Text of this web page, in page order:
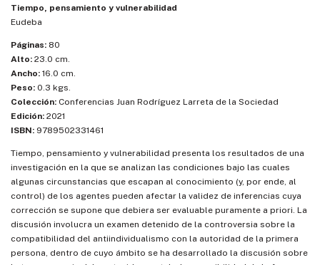
Tiempo, pensamiento y vulnerabilidad
Eudeba
Páginas: 80
Alto: 23.0 cm.
Ancho: 16.0 cm.
Peso: 0.3 kgs.
Colección: Conferencias Juan Rodríguez Larreta de la Sociedad
Edición: 2021
ISBN: 9789502331461
Tiempo, pensamiento y vulnerabilidad presenta los resultados de una
investigación en la que se analizan las condiciones bajo las cuales
algunas circunstancias que escapan al conocimiento (y, por ende, al
control) de los agentes pueden afectar la validez de inferencias cuya
corrección se supone que debiera ser evaluable puramente a priori. La
discusión involucra un examen detenido de la controversia sobre la
compatibilidad del antiindividualismo con la autoridad de la primera
persona, dentro de cuyo ámbito se ha desarrollado la discusión sobre